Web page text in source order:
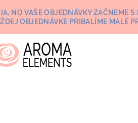
NO VAŠE OBJEDNÁVKY ZAČNEME
OBJEDNÁVKE PRIBALÍME MALÉ